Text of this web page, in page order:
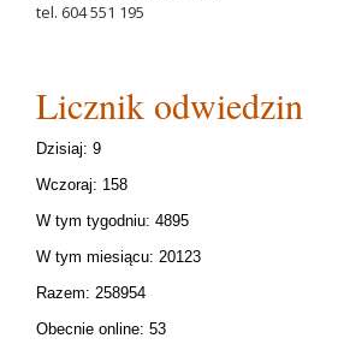
tel. 604 551 195
Licznik odwiedzin
Dzisiaj: 9
Wczoraj: 158
W tym tygodniu: 4895
W tym miesiącu: 20123
Razem: 258954
Obecnie online: 53